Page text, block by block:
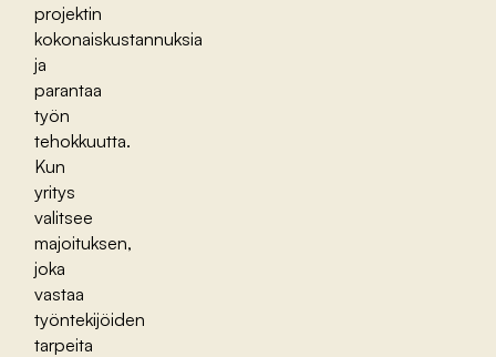
projektin
kokonaiskustannuksia
ja
parantaa
työn
tehokkuutta.
Kun
yritys
valitsee
majoituksen,
joka
vastaa
työntekijöiden
tarpeita